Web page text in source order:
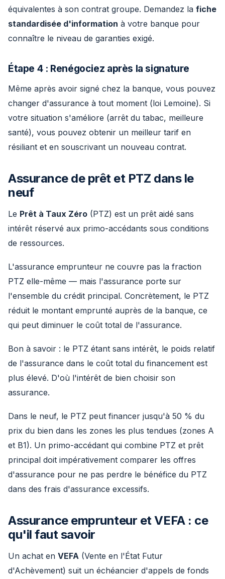
équivalentes à son contrat groupe. Demandez la fiche
standardisée d'information à votre banque pour
connaître le niveau de garanties exigé.
Étape 4 : Renégociez après la signature
Même après avoir signé chez la banque, vous pouvez
changer d'assurance à tout moment (loi Lemoine). Si
votre situation s'améliore (arrêt du tabac, meilleure
santé), vous pouvez obtenir un meilleur tarif en
résiliant et en souscrivant un nouveau contrat.
Assurance de prêt et PTZ dans le
neuf
Le Prêt à Taux Zéro (PTZ) est un prêt aidé sans
intérêt réservé aux primo-accédants sous conditions
de ressources.
L'assurance emprunteur ne couvre pas la fraction
PTZ elle-même — mais l'assurance porte sur
l'ensemble du crédit principal. Concrètement, le PTZ
réduit le montant emprunté auprès de la banque, ce
qui peut diminuer le coût total de l'assurance.
Bon à savoir : le PTZ étant sans intérêt, le poids relatif
de l'assurance dans le coût total du financement est
plus élevé. D'où l'intérêt de bien choisir son
assurance.
Dans le neuf, le PTZ peut financer jusqu'à 50 % du
prix du bien dans les zones les plus tendues (zones A
et B1). Un primo-accédant qui combine PTZ et prêt
principal doit impérativement comparer les offres
d'assurance pour ne pas perdre le bénéfice du PTZ
dans des frais d'assurance excessifs.
Assurance emprunteur et VEFA : ce
qu'il faut savoir
Un achat en VEFA (Vente en l'État Futur
d'Achèvement) suit un échéancier d'appels de fonds